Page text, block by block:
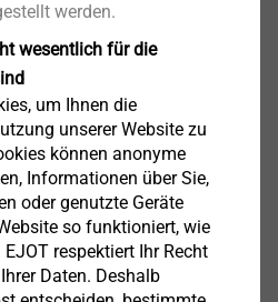
für WDVS.pdf
Produkte sind nur
zu beziehen
werden.
wesentlich für die
um Ihnen die
unserer Website zu
können anonyme
Informationen über Sie,
oder genutzte Geräte
so funktioniert, wie
respektiert Ihr Recht
Daten. Deshalb